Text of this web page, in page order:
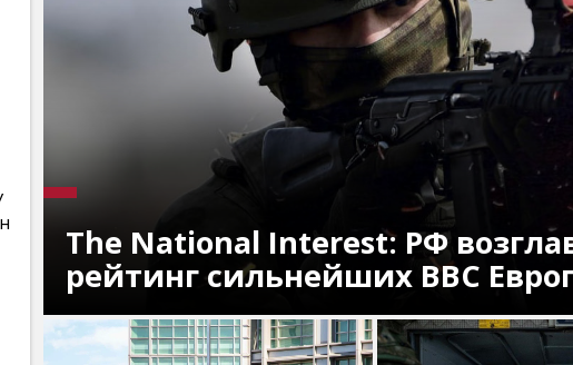
The National Interest: РФ
рейтинг сильнейших ВВС